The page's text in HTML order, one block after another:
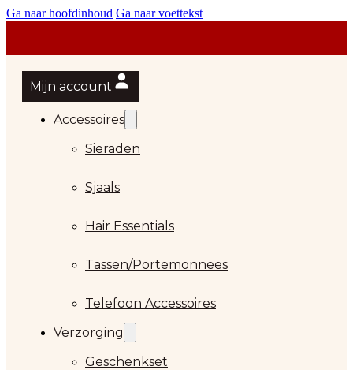
Ga naar hoofdinhoud Ga naar voettekst
Mijn account
Accessoires
Sieraden
Sjaals
Hair Essentials
Tassen/Portemonnees
Telefoon Accessoires
Verzorging
Geschenkset